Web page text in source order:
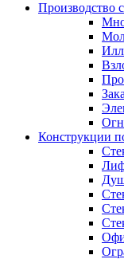
Производство
Конструкции